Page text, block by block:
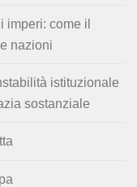
imperi: come il
nazioni
istituzionale
sostanziale